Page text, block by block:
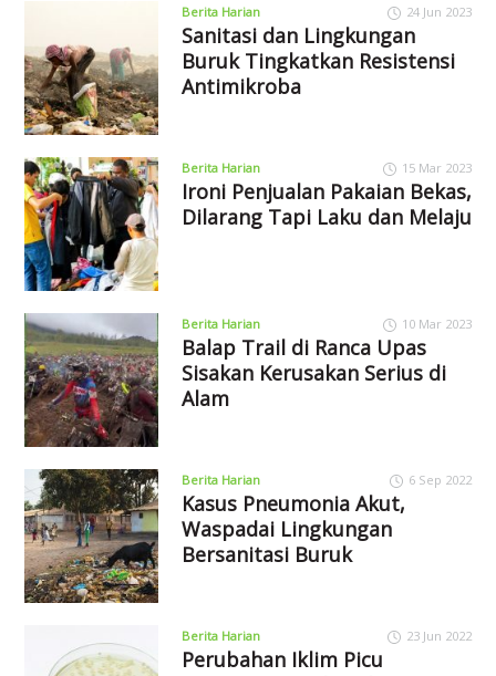
Berita Harian 24 Jun 2023
Sanitasi dan Lingkungan
Buruk Tingkatkan Resistensi
Antimikroba
Berita Harian 15 Mar 2023
Ironi Penjualan Pakaian Bekas,
Dilarang Tapi Laku dan Melaju
Berita Harian 10 Mar 2023
Balap Trail di Ranca Upas
Sisakan Kerusakan Serius di
Alam
Berita Harian 6 Sep 2022
Kasus Pneumonia Akut,
Waspadai Lingkungan
Bersanitasi Buruk
Berita Harian 23 Jun 2022
Perubahan Iklim Picu